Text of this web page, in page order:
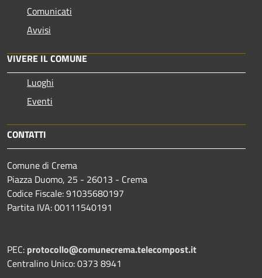
Comunicati
Avvisi
VIVERE IL COMUNE
Luoghi
Eventi
CONTATTI
Comune di Crema
Piazza Duomo, 25 - 26013 - Crema
Codice Fiscale: 91035680197
Partita IVA: 00111540191
PEC: protocollo@comunecrema.telecompost.it
Centralino Unico: 0373 8941